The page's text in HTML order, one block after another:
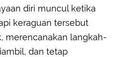
diri muncul ketika
keraguan tersebut
merencanakan langkah-
dan tetap